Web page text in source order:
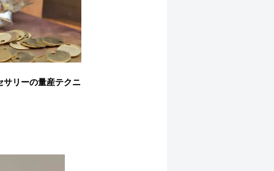
サリーの量産テクニ